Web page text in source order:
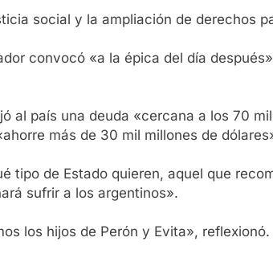
social y la ampliación de derechos
convocó «a la épica del día
al país una deuda «cercana a los 70
más de 30 mil millones de
tipo de Estado quieren, aquel que
sufrir a los argentinos».
los hijos de Perón y Evita», reflexionó.